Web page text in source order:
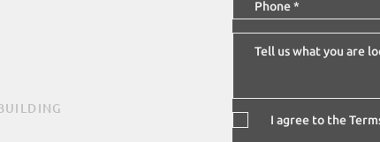
I agree to the